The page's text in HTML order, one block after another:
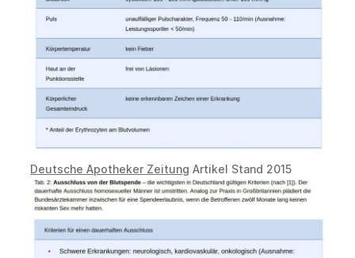
Deutsche Apotheker Zeitung Artikel Stand 2015